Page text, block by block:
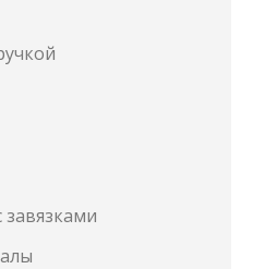
завязками